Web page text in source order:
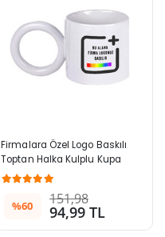
Firmalara Özel Logo Baskılı
Toptan Halka Kulplu Kupa
Bardak Beyaz 996+ Adet
%60 151,98
94,99 TL